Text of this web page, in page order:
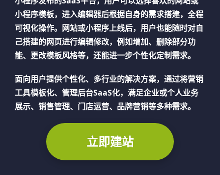
小程序模板，进入编辑器后根据自身的需求搭建，全程
可视化操作。网站或小程序上线后，用户也能随时对自
己搭建的网页进行编辑修改，例如增加、删除部分功
能、更改模板风格等，还能进一步个性化定制需求。
面向用户提供个性化、多行业的解决方案，通过将营销
工具模板化、管理后台SaaS化，满足企业或个人业务
展示、销售管理、门店运营、品牌营销等多种需求。
立即建站